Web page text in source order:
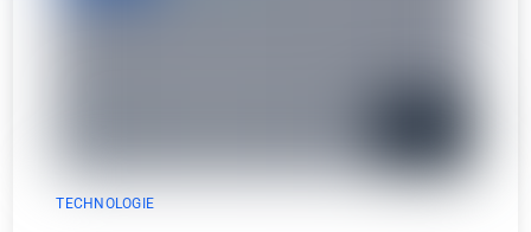
TECHNOLOGIE